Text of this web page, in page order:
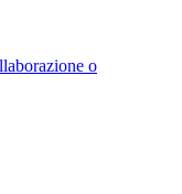
o